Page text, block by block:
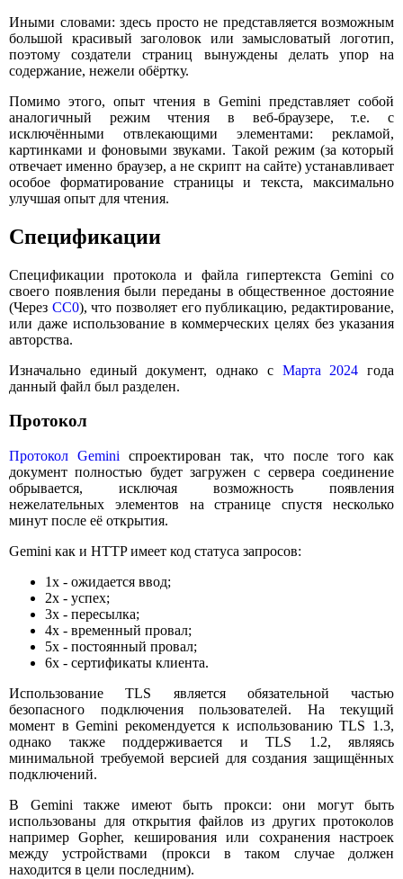
Иными словами: здесь просто не представляется возможным
большой красивый заголовок или замысловатый логотип,
поэтому создатели страниц вынуждены делать упор на
содержание, нежели обёртку.
Помимо этого, опыт чтения в Gemini представляет собой
аналогичный режим чтения в веб-браузере, т.е. с
исключёнными отвлекающими элементами: рекламой,
картинками и фоновыми звуками. Такой режим (за который
отвечает именно браузер, а не скрипт на сайте) устанавливает
особое форматирование страницы и текста, максимально
улучшая опыт для чтения.
Спецификации
Спецификации протокола и файла гипертекста Gemini со
своего появления были переданы в общественное достояние
(Через CC0), что позволяет его публикацию, редактирование,
или даже использование в коммерческих целях без указания
авторства.
Изначально единый документ, однако с Марта 2024 года
данный файл был разделен.
Протокол
Протокол Gemini спроектирован так, что после того как
документ полностью будет загружен с сервера соединение
обрывается, исключая возможность появления
нежелательных элементов на странице спустя несколько
минут после её открытия.
Gemini как и HTTP имеет код статуса запросов:
1x - ожидается ввод;
2x - успех;
3x - пересылка;
4x - временный провал;
5x - постоянный провал;
6x - сертификаты клиента.
Использование TLS является обязательной частью
безопасного подключения пользователей. На текущий
момент в Gemini рекомендуется к использованию TLS 1.3,
однако также поддерживается и TLS 1.2, являясь
минимальной требуемой версией для создания защищённых
подключений.
В Gemini также имеют быть прокси: они могут быть
использованы для открытия файлов из других протоколов
например Gopher, кеширования или сохранения настроек
между устройствами (прокси в таком случае должен
находится в цели последним).